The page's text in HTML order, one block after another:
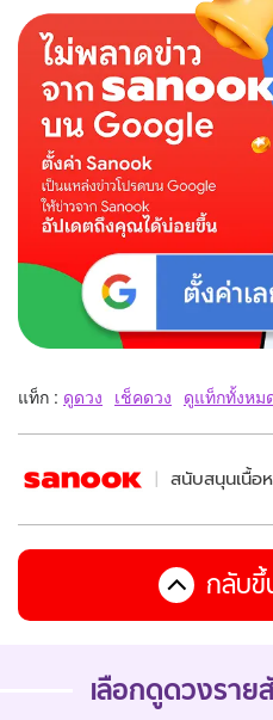
แท็ก : ดูดวง เช็คดวง ดูแท็กทั้งหม
สนับสนุนเนื้อ
กลับขึ้
เลือกดูดวงราย